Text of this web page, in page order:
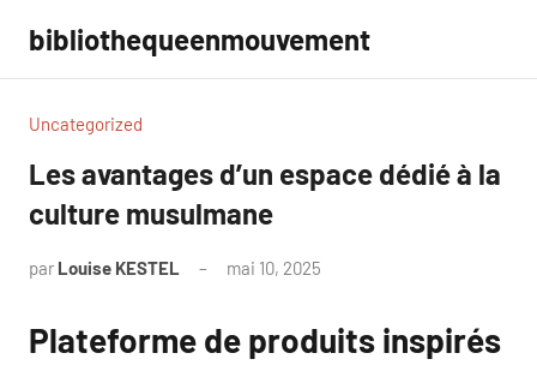
contenu
bibliothequeenmouvement
Uncategorized
Les avantages d’un espace dédié à la
culture musulmane
par Louise KESTEL mai 10, 2025
Plateforme de produits inspirés